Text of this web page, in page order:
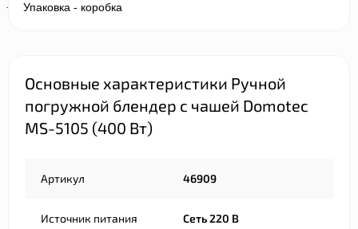
· Упаковка - коробка
Основные характеристики Ручной
погружной блендер с чашей Domotec
MS-5105 (400 Вт)
Артикул 46909
Источник питания Сеть 220 В